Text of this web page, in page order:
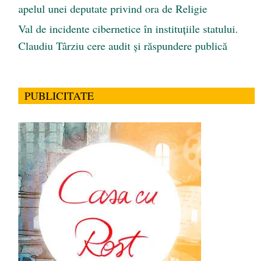
apelul unei deputate privind ora de Religie
Val de incidente cibernetice în instituțiile statului.
Claudiu Târziu cere audit și răspundere publică
PUBLICITATE